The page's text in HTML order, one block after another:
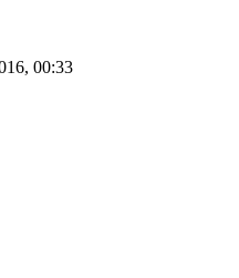
00:33